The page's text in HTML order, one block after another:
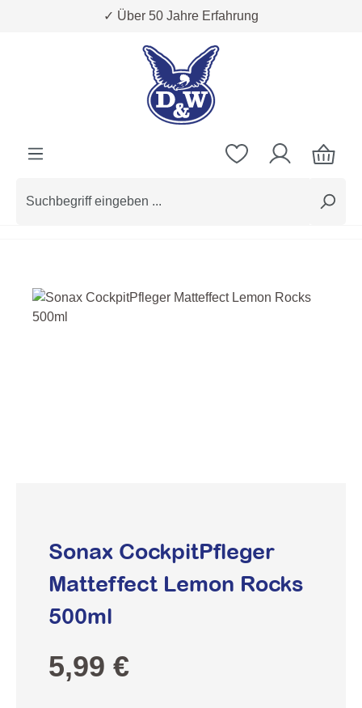
Zum Hauptinhalt springen✓ Über 50 Jahre Erfahrung
Bildergalerie überspringen
Sonax CockpitPfleger
Matteffect Lemon Rocks
500ml
Regulärer Preis:
5,99 €